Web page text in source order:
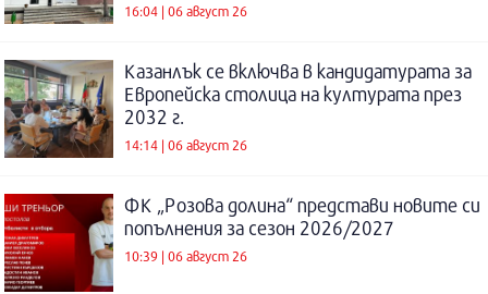
16:04 | 06 август 26
Казанлък се включва в кандидатурата за
Европейска столица на културата през
2032 г.
14:14 | 06 август 26
ФК „Розова долина“ представи новите си
попълнения за сезон 2026/2027
10:39 | 06 август 26